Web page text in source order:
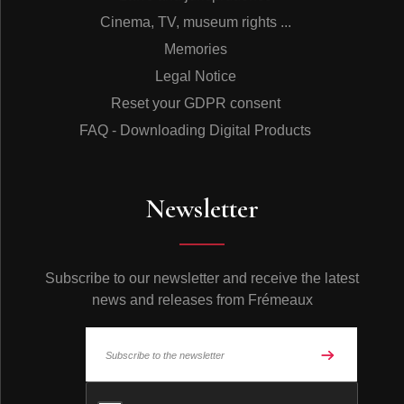
LES TITRES SÉLECTIONNÉS DANS LE PREMIER
Tout d’abord, en provenance du Cotton Club de New
Louis Armstronget son grand orchestre de 1940.
Sur un arrangement du saxo Joe Garland, Keep The
Rhythm Going est un instrumental montrant bien la
faisait partie de la section des trompettes a droit
exceptionnellement à un solo avant celui du clarinettiste
prend Lazy River en cours de route, car le morceau
changeaient de disques, sur vocal émouvant de
Satchmo avec quelques passages en scat réjouissants
expose le thème suivi de la clarinette de Madison et
Cinema, TV, museum rights ...
Memories
Legal Notice
Reset your GDPR consent
FAQ - Downloading Digital Products
Newsletter
Subscribe to our newsletter and receive the latest
news and releases from Frémeaux